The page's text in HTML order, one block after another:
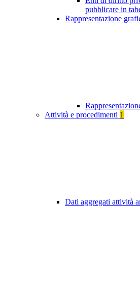
pubblicare in
Rappresentazione
Attività e procedimenti 1
Dati aggregati attività